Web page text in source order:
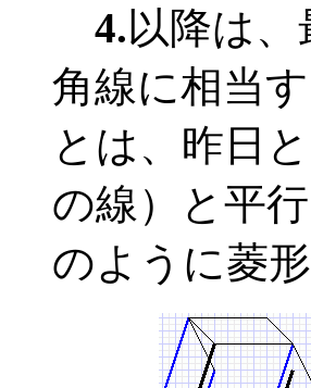
4.以降は
角線に相当
とは、昨日
の線）と平
のように菱